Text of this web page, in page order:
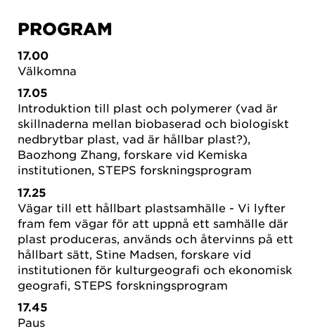
PROGRAM
17.00
Välkomna
17.05
Introduktion till plast och polymerer (vad är
skillnaderna mellan biobaserad och biologiskt
nedbrytbar plast, vad är hållbar plast?),
Baozhong Zhang, forskare vid Kemiska
institutionen, STEPS forskningsprogram
17.25
Vägar till ett hållbart plastsamhälle - Vi lyfter
fram fem vägar för att uppnå ett samhälle där
plast produceras, används och återvinns på ett
hållbart sätt, Stine Madsen, forskare vid
institutionen för kulturgeografi och ekonomisk
geografi, STEPS forskningsprogram
17.45
Paus